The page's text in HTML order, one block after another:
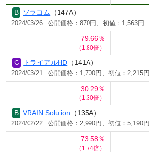
ソラコム （147A）
2024/03/26 公開価格：870円、初値：1,563円
79.66％
（1.80倍）
トライアルHD （141A）
2024/03/21 公開価格：1,700円、初値：2,215円
30.29％
（1.30倍）
VRAIN Solution （135A）
2024/02/22 公開価格：2,990円、初値：5,190円
73.58％
（1.74倍）